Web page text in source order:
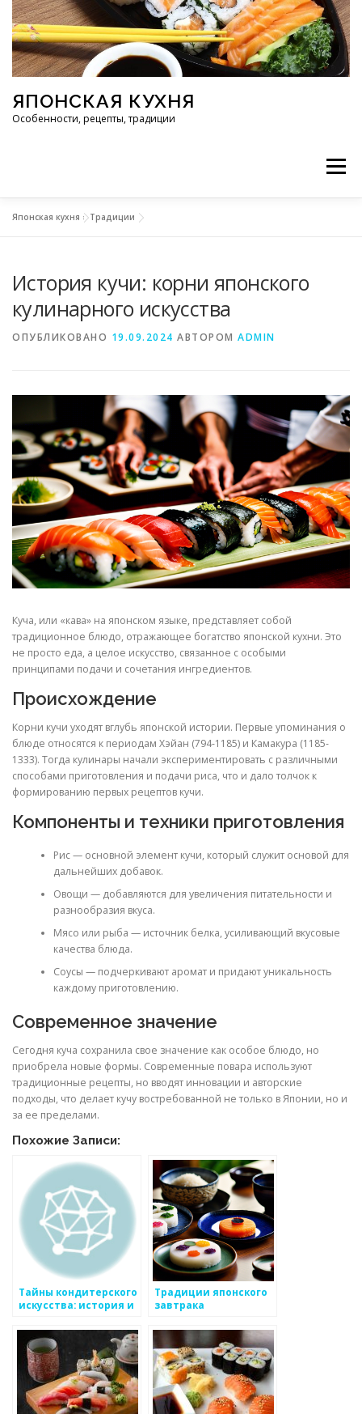
Перейти к содержимому
ЯПОНСКАЯ КУХНЯ
Особенности, рецепты, традиции
Меню
РЕЦЕПТЫ ТРАДИЦИИ СТАТЬИ
Японская кухня »Традиции
История кучи: корни японского
кулинарного искусства
ОПУБЛИКОВАНО 19.09.2024 АВТОРОМ ADMIN
Куча, или «кава» на японском языке, представляет собой
традиционное блюдо, отражающее богатство японской кухни. Это
не просто еда, а целое искусство, связанное с особыми
принципами подачи и сочетания ингредиентов.
Происхождение
Корни кучи уходят вглубь японской истории. Первые упоминания о
блюде относятся к периодам Хэйан (794-1185) и Камакура (1185-
1333). Тогда кулинары начали экспериментировать с различными
способами приготовления и подачи риса, что и дало толчок к
формированию первых рецептов кучи.
Компоненты и техники приготовления
Рис — основной элемент кучи, который служит основой для
дальнейших добавок.
Овощи — добавляются для увеличения питательности и
разнообразия вкуса.
Мясо или рыба — источник белка, усиливающий вкусовые
качества блюда.
Соусы — подчеркивают аромат и придают уникальность
каждому приготовлению.
Современное значение
Сегодня куча сохранила свое значение как особое блюдо, но
приобрела новые формы. Современные повара используют
традиционные рецепты, но вводят инновации и авторские
подходы, что делает кучу востребованной не только в Японии, но и
за ее пределами.
Похожие Записи:
Тайны кондитерского
искусства: история и
«Mirel»
Традиции японского
завтрака